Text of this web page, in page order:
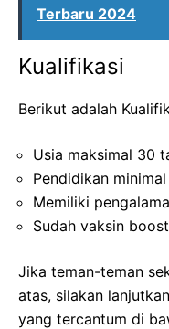
Terbaru 2024
Kualifikasi
Berikut adalah
Usia maksimal 30
Pendidikan
Memiliki
Sudah vaksin
Jika teman-teman
atas, silakan
yang tercantum di